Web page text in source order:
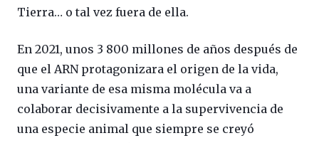
Tierra… o tal vez fuera de ella.
En 2021, unos 3 800 millones de años después de
que el ARN protagonizara el origen de la vida,
una variante de esa misma molécula va a
colaborar decisivamente a la supervivencia de
una especie animal que siempre se creyó